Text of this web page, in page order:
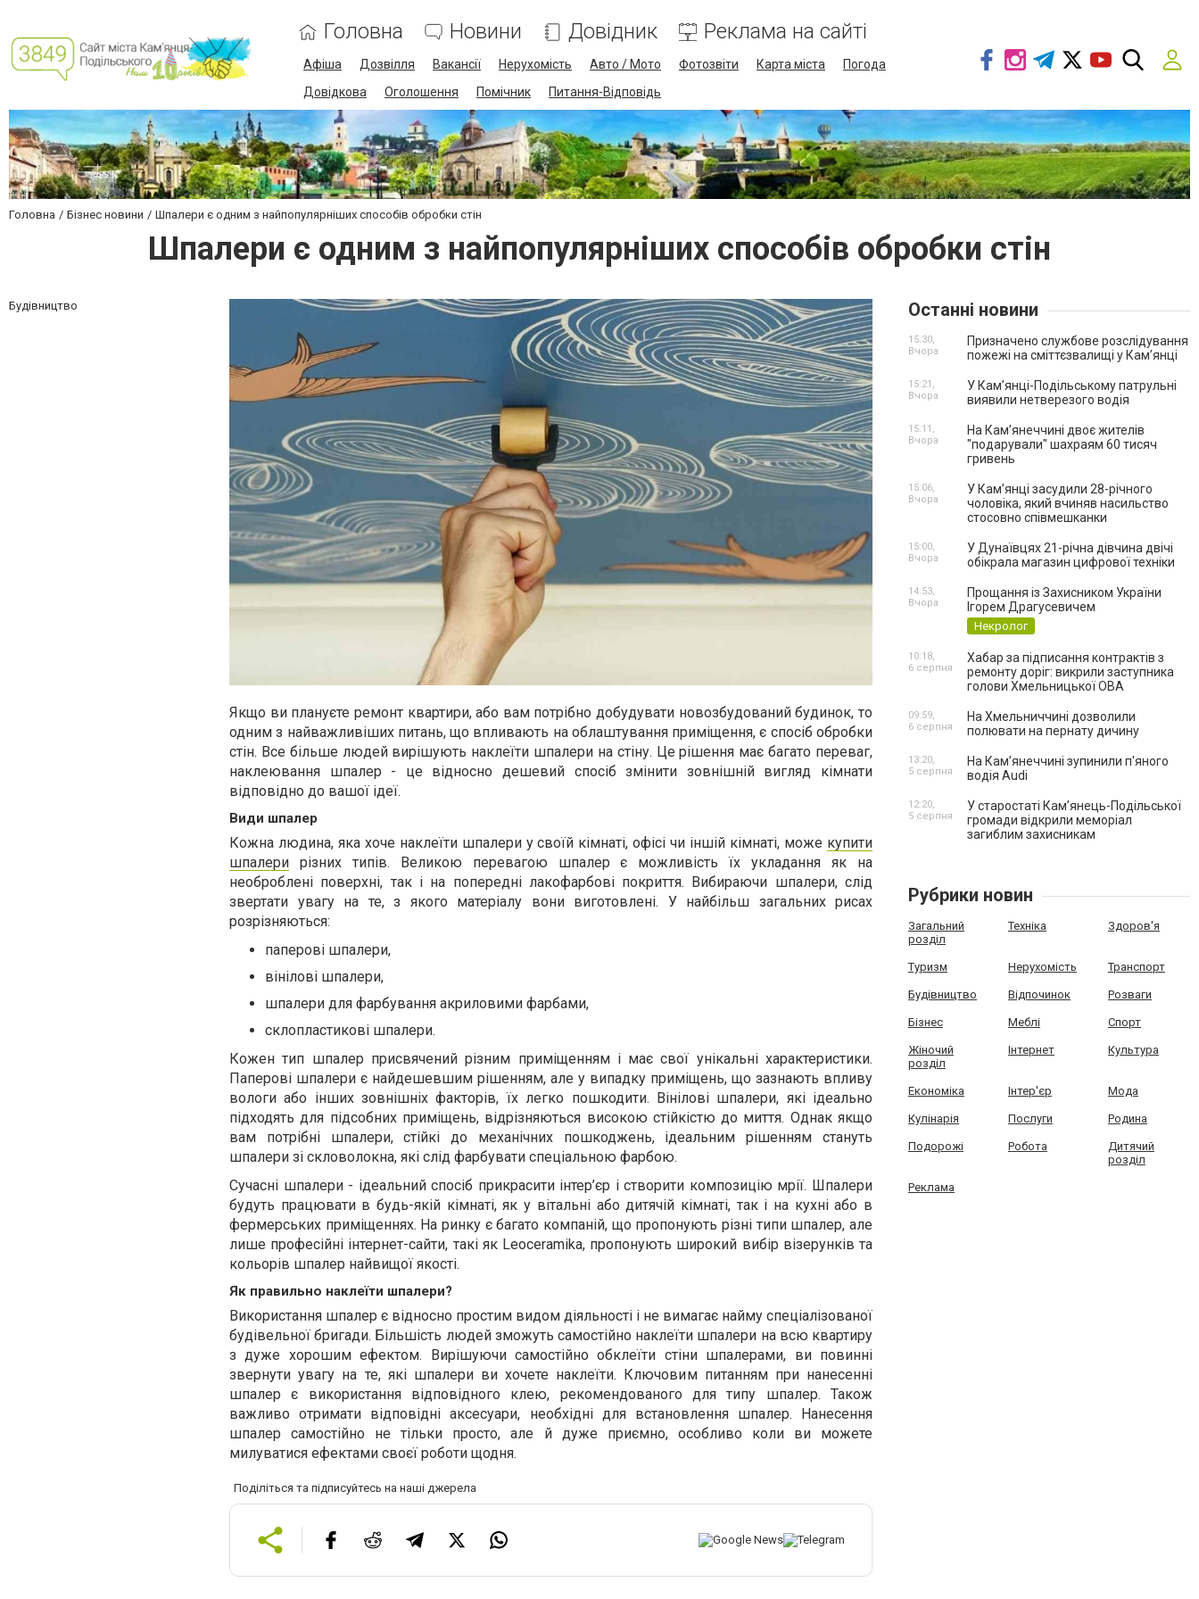
Головна Новини Довідник Реклама на сайті
Афіша Дозвілля Вакансії Нерухомість Авто / Мото Фотозвіти Карта міста
Погода
Довідкова
Оголошення Помічник Питання-Відповідь
Головна Бізнес новини Шпалери є одним з найпопулярніших способів обробки стін
Шпалери є одним з найпопулярніших способів обробки стін
Будівництво
Якщо ви плануєте ремонт квартири, або вам потрібно добудувати новозбудований будинок, то
одним з найважливіших питань, що впливають на облаштування приміщення, є спосіб обробки
стін. Все більше людей вирішують наклеїти шпалери на стіну. Це рішення має багато переваг,
наклеювання шпалер - це відносно дешевий спосіб змінити зовнішній вигляд кімнати
відповідно до вашої ідеї.
Види шпалер
Кожна людина, яка хоче наклеїти шпалери у своїй кімнаті, офісі чи іншій кімнаті, може купити
шпалери
різних типів. Великою перевагою шпалер є можливість їх укладання як на
необроблені поверхні, так і на попередні лакофарбові покриття. Вибираючи шпалери, слід
звертати увагу на те, з якого матеріалу вони виготовлені. У найбільш загальних рисах
розрізняються:
паперові шпалери,
вінілові шпалери,
шпалери для фарбування акриловими фарбами,
склопластикові шпалери.
Кожен тип шпалер присвячений різним приміщенням і має свої унікальні характеристики.
Паперові шпалери є найдешевшим рішенням, але у випадку приміщень, що зазнають впливу
вологи або інших зовнішніх факторів, їх легко пошкодити. Вінілові шпалери, які ідеально
підходять для підсобних приміщень, відрізняються високою стійкістю до миття. Однак якщо
вам потрібні шпалери, стійкі до механічних пошкоджень, ідеальним рішенням стануть
шпалери зі скловолокна, які слід фарбувати спеціальною фарбою.
Сучасні шпалери - ідеальний спосіб прикрасити інтер’єр і створити композицію мрії. Шпалери
будуть працювати в будь-якій кімнаті, як у вітальні або дитячій кімнаті, так і на кухні або в
фермерських приміщеннях. На ринку є багато компаній, що пропонують різні типи шпалер, але
лише професійні інтернет-сайти, такі як Leoceramika, пропонують широкий вибір візерунків та
кольорів шпалер найвищої якості.
Як правильно наклеїти шпалери?
Використання шпалер є відносно простим видом діяльності і не вимагає найму спеціалізованої
будівельної бригади. Більшість людей зможуть самостійно наклеїти шпалери на всю квартиру
з дуже хорошим ефектом. Вирішуючи самостійно обклеїти стіни шпалерами, ви повинні
звернути увагу на те, які шпалери ви хочете наклеїти. Ключовим питанням при нанесенні
шпалер є використання відповідного клею, рекомендованого для типу шпалер. Також
важливо отримати відповідні аксесуари, необхідні для встановлення шпалер. Нанесення
шпалер самостійно не тільки просто, але й дуже приємно, особливо коли ви можете
милуватися ефектами своєї роботи щодня.
Поділіться та підписуйтесь на наші джерела
Останні новини
Призначено службове розслідування
пожежі на сміттєзвалищі у Кам’янці
15:30,
Вчора
У Кам’янці-Подільському патрульні
виявили нетверезого водія
15:21,
Вчора
На Камʼянеччині двоє жителів
"подарували" шахраям 60 тисяч
гривень
15:11,
Вчора
У Камʼянці засудили 28-річного
чоловіка, який вчиняв насильство
стосовно співмешканки
15:06,
Вчора
У Дунаївцях 21-річна дівчина двічі
обікрала магазин цифрової техніки
15:00,
Вчора
Прощання із Захисником України
Ігорем Драгусевичем
Некролог
14:53,
Вчора
Хабар за підписання контрактів з
ремонту доріг: викрили заступника
голови Хмельницької ОВА
10:18,
6 серпня
На Хмельниччині дозволили
полювати на пернату дичину
09:59,
6 серпня
На Камʼянеччині зупинили п'яного
водія Audi
13:20,
5 серпня
У старостаті Кам’янець-Подільської
громади відкрили меморіал
загиблим захисникам
12:20,
5 серпня
Рубрики новин
Загальний
розділ
Техніка Здоров'я
Туризм Нерухомість Транспорт
Будівництво Відпочинок Розваги
Бізнес Меблі Спорт
Жіночий
розділ
Інтернет Культура
Економіка Інтер'єр Мода
Кулінарія Послуги Родина
Подорожі Робота
Дитячий
розділ
Реклама